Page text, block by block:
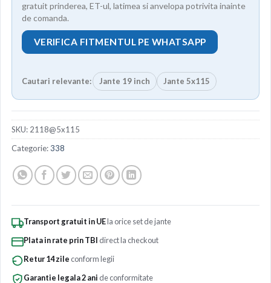
gratuit prinderea, ET-ul, latimea si anvelopa potrivita inainte
de comanda.
VERIFICA FITMENTUL PE WHATSAPP
Cautari relevante: Jante 19 inch Jante 5x115
SKU: 2118@5x115
Categorie:338
Transport gratuit in UEla orice set de jante
Plata in rate prin TBI direct la checkout
Retur 14 zile conform legii
Garantie legala 2 ani de conformitate